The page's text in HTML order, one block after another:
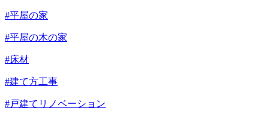
#平屋の家
#平屋の木の家
#床材
#建て方工事
#戸建てリノベーション